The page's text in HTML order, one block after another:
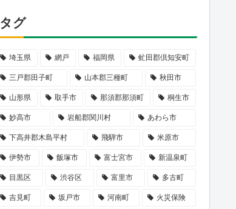
タグ
埼玉県 網戸 福岡県 虻田郡倶知安町
三戸郡田子町 山本郡三種町 秋田市
山形県 取手市 那須郡那須町 桐生市
妙高市 岩船郡関川村 あわら市
下高井郡木島平村 飛騨市 米原市
伊勢市 飯塚市 富士宮市 新温泉町
目黒区 渋谷区 富里市 多古町
吉見町 坂戸市 河南町 火災保険